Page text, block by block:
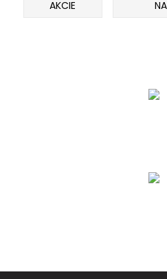
AKCIE
SUMCOVÉ A MORSKÉ
MATCHOVÉ A